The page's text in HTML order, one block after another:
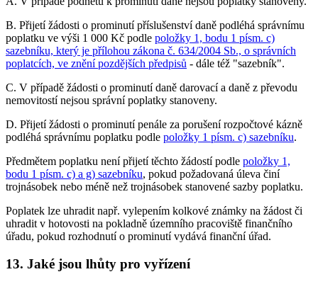
B. Přijetí žádosti o prominutí příslušenství daně podléhá správnímu
poplatku ve výši 1 000 Kč podle položky 1, bodu 1 písm. c)
sazebníku, který je přílohou zákona č. 634/2004 Sb., o správních
poplatcích, ve znění pozdějších předpisů - dále též "sazebník".
C. V případě žádosti o prominutí daně darovací a daně z převodu
nemovitostí nejsou správní poplatky stanoveny.
D. Přijetí žádosti o prominutí penále za porušení rozpočtové kázně
podléhá správnímu poplatku podle položky 1 písm. c) sazebníku.
Předmětem poplatku není přijetí těchto žádostí podle položky 1,
bodu 1 písm. c) a g) sazebníku, pokud požadovaná úleva činí
trojnásobek nebo méně než trojnásobek stanovené sazby poplatku.
Poplatek lze uhradit např. vylepením kolkové známky na žádost či
uhradit v hotovosti na pokladně územního pracoviště finančního
úřadu, pokud rozhodnutí o prominutí vydává finanční úřad.
13. Jaké jsou lhůty pro vyřízení